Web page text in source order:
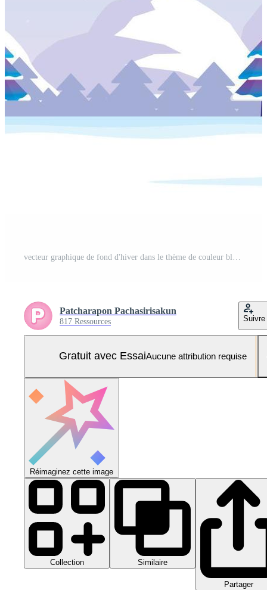
Patcharapon Pachasirisakun
817 Ressources Suivre
Gratuit avec EssaiAucune attribution requise
Réimaginez cette image
Collection Similaire
Partager